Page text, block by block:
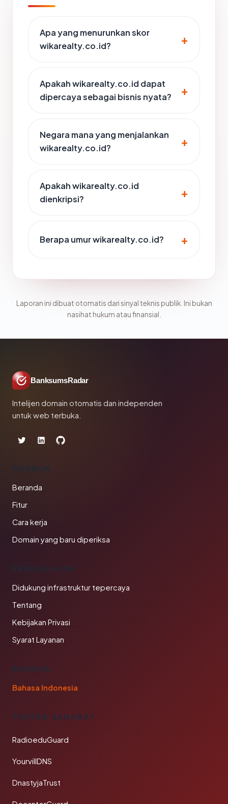
Apa yang menurunkan skor
wikarealty.co.id?
Apakah wikarealty.co.id dapat
dipercaya sebagai bisnis nyata?
Negara mana yang menjalankan
wikarealty.co.id?
Apakah wikarealty.co.id
dienkripsi?
Berapa umur wikarealty.co.id?
Laporan ini dibuat otomatis dari sinyal teknis publik. Ini bukan
nasihat hukum atau finansial.
BanksumsRadar
Intelijen domain otomatis dan independen
untuk web terbuka.
PRODUK
Beranda
Fitur
Cara kerja
Domain yang baru diperiksa
PERUSAHAAN
Didukung infrastruktur tepercaya
Tentang
Kebijakan Privasi
Syarat Layanan
BAHASA
Bahasa Indonesia
TAUTAN SAHABAT
RadioeduGuard
YourvillDNS
DnastyjaTrust